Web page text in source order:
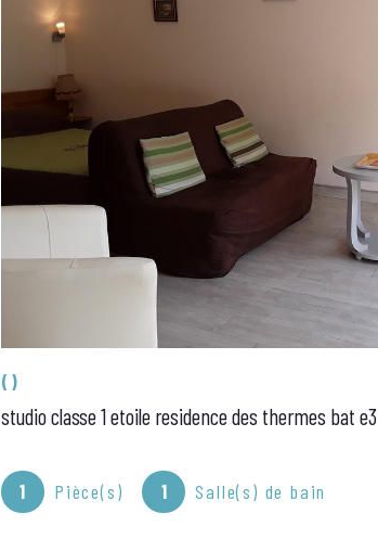
()
studio classe 1 etoile residence des thermes bat e3
1 Pièce(s) 1 Salle(s) de bain